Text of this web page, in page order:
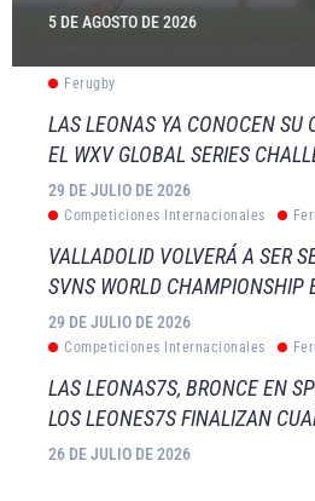
5 DE AGOSTO DE 2026
Ferugby
LAS LEONAS YA CONOCEN SU
EL WXV GLOBAL SERIES
29 DE JULIO DE 2026
Competiciones Internacionales
VALLADOLID VOLVERÁ A SER
SVNS WORLD CHAMPIONSHIP
29 DE JULIO DE 2026
Competiciones Internacionales
LAS LEONAS7S, BRONCE EN
LOS LEONES7S FINALIZAN
26 DE JULIO DE 2026